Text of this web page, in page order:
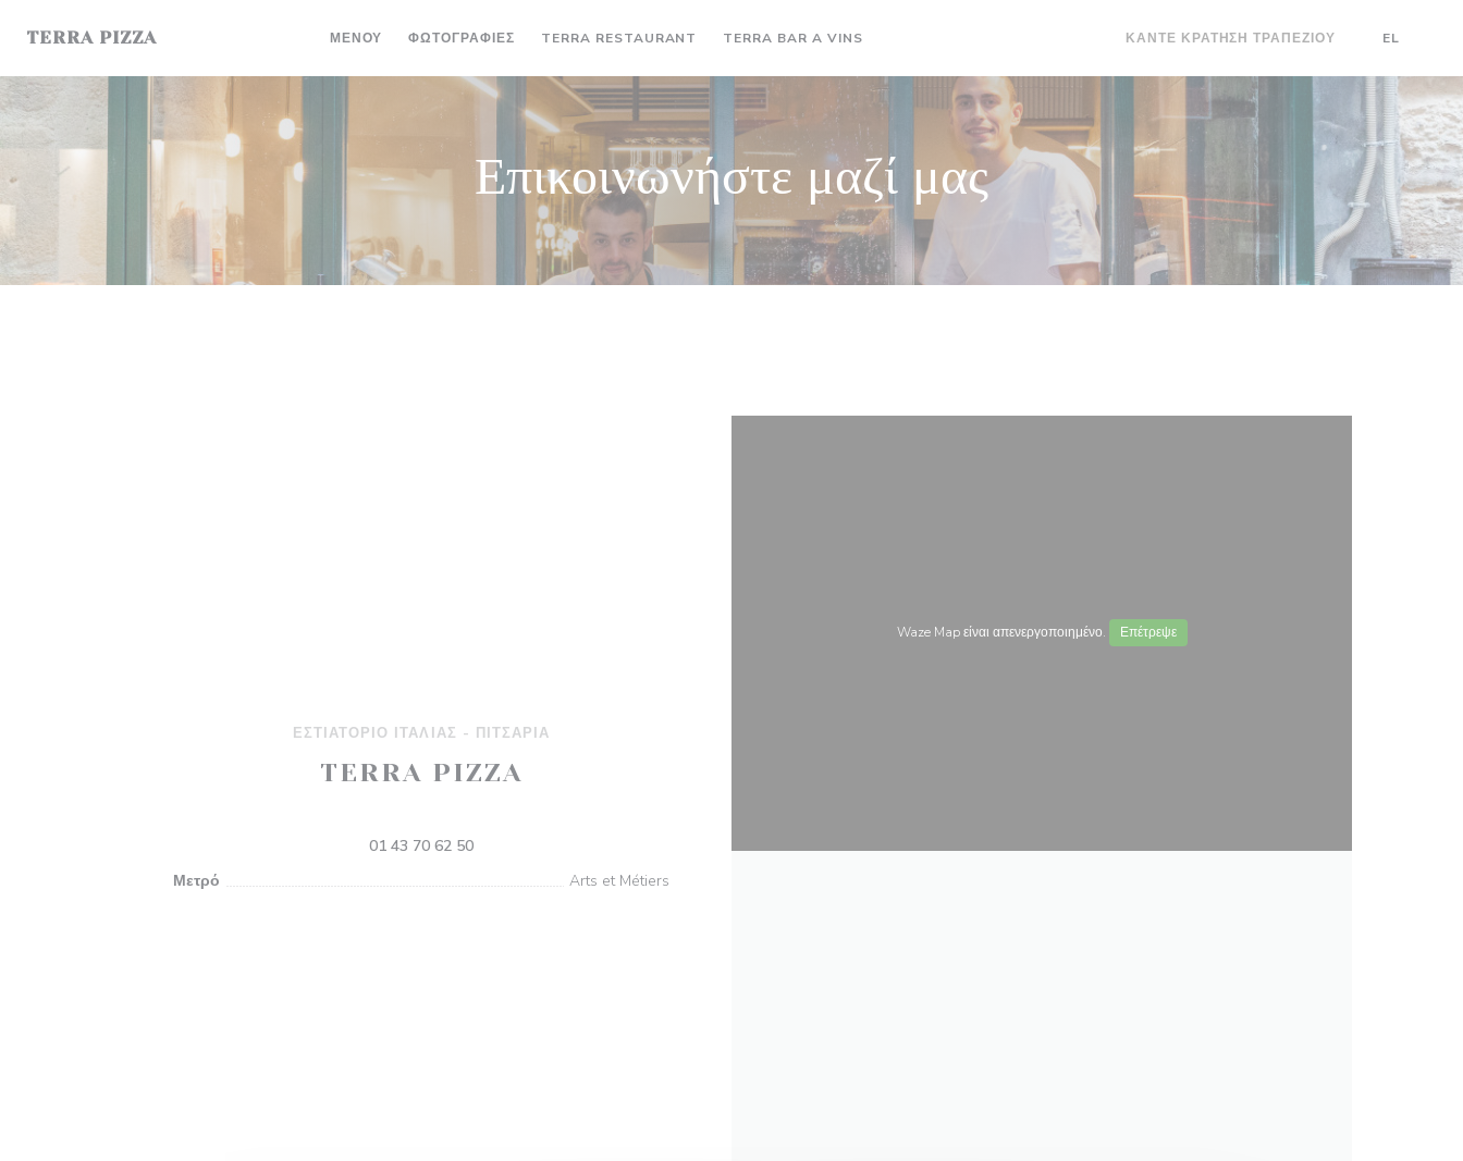
TERRA PIZZA ΜΕΝΟΎ ΦΩΤΟΓΡΑΦΊΕΣ TERRA RESTAURANT ((ΑΝΟΊΓΕΙ ΣΕ ΝΈΟ ΠΑΡΆΘΥΡΟ))
TERRA BAR A VINS((ΑΝΟΊΓΕΙ ΣΕ ΝΈΟ ΠΑΡΆΘΥΡΟ)) ΚΆΝΤΕ ΚΡΆΤΗΣΗ ΤΡΑΠΕΖΙΟΎ EL
Επικοινωνήστε μαζί μας
ΕΣΤΙΑΤΌΡΙΟ ΙΤΑΛΊΑΣ - ΠΙΤΣΑΡΊΑ
TERRA PIZZA
01 43 70 62 50
Μετρό
Arts et Métiers
Waze Map είναι απενεργοποιημένο. Επέτρεψε